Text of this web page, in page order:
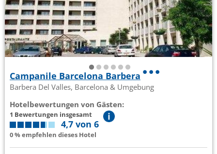
Campanile Barcelona Barbera
Barbera Del Valles, Barcelona & Umgebung
Hotelbewertungen von Gästen:
1 Bewertungen insgesamt
4,7 von 6
0 % empfehlen dieses Hotel